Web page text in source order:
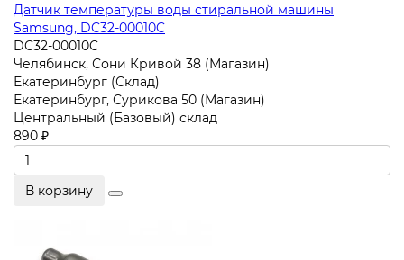
Датчик температуры воды стиральной машины
Samsung, DC32-00010C
DC32-00010C
Челябинск, Сони Кривой 38 (Магазин)
Екатеринбург (Склад)
Екатеринбург, Сурикова 50 (Магазин)
Центральный (Базовый) склад
890 ₽
В корзину